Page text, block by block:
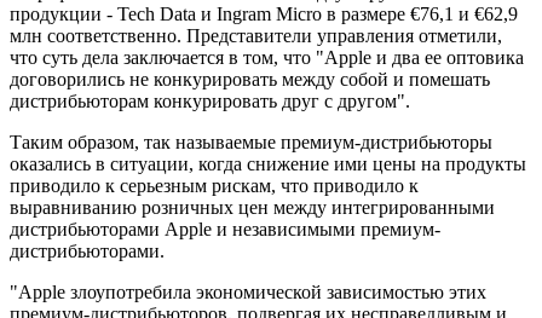
продукции - Tech Data и Ingram Micro в размере €76,1 и €62,9
млн соответственно. Представители управления отметили,
что суть дела заключается в том, что "Apple и два ее оптовика
договорились не конкурировать между собой и помешать
дистрибьюторам конкурировать друг с другом".
Таким образом, так называемые премиум-дистрибьюторы
оказались в ситуации, когда снижение ими цены на продукты
приводило к серьезным рискам, что приводило к
выравниванию розничных цен между интегрированными
дистрибьюторами Apple и независимыми премиум-
дистрибьюторами.
"Apple злоупотребила экономической зависимостью этих
премиум-дистрибьюторов, подвергая их несправедливым и